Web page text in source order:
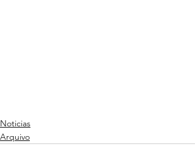
Noticias
Arquivo